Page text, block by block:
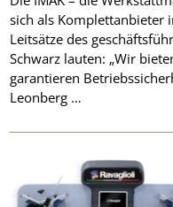
sich als Komplettanbieter
Leitsätze des
Schwarz lauten: „Wir
garantieren
Leonberg …